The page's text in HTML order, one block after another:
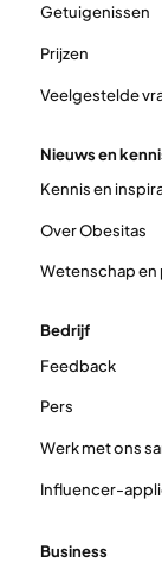
Getuigenissen
Prijzen
Veelgestelde
Nieuws en
Kennis en
Over Obesitas
Wetenschap en
Bedrijf
Feedback
Pers
Werk met ons
Influencer-
Business